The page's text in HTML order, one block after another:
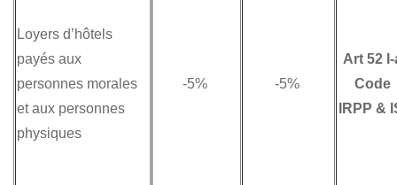
Loyers d’hôtels
payés aux
personnes morales
et aux personnes
physiques
-5% -5%
Art 52 I-
Code
IRPP &